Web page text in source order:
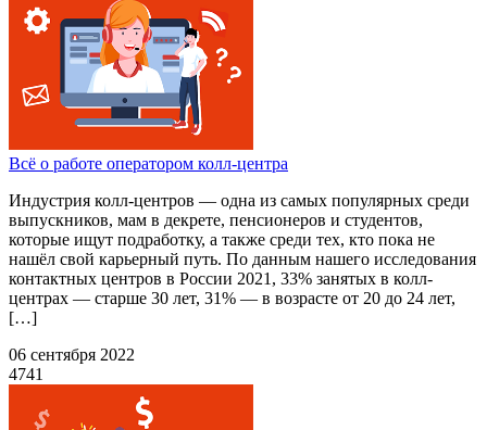
Всё о работе оператором колл-центра
Индустрия колл-центров — одна из самых популярных среди
выпускников, мам в декрете, пенсионеров и студентов,
которые ищут подработку, а также среди тех, кто пока не
нашёл свой карьерный путь. По данным нашего исследования
контактных центров в России 2021, 33% занятых в колл-
центрах — старше 30 лет, 31% — в возрасте от 20 до 24 лет,
[…]
06 сентября 2022
4741